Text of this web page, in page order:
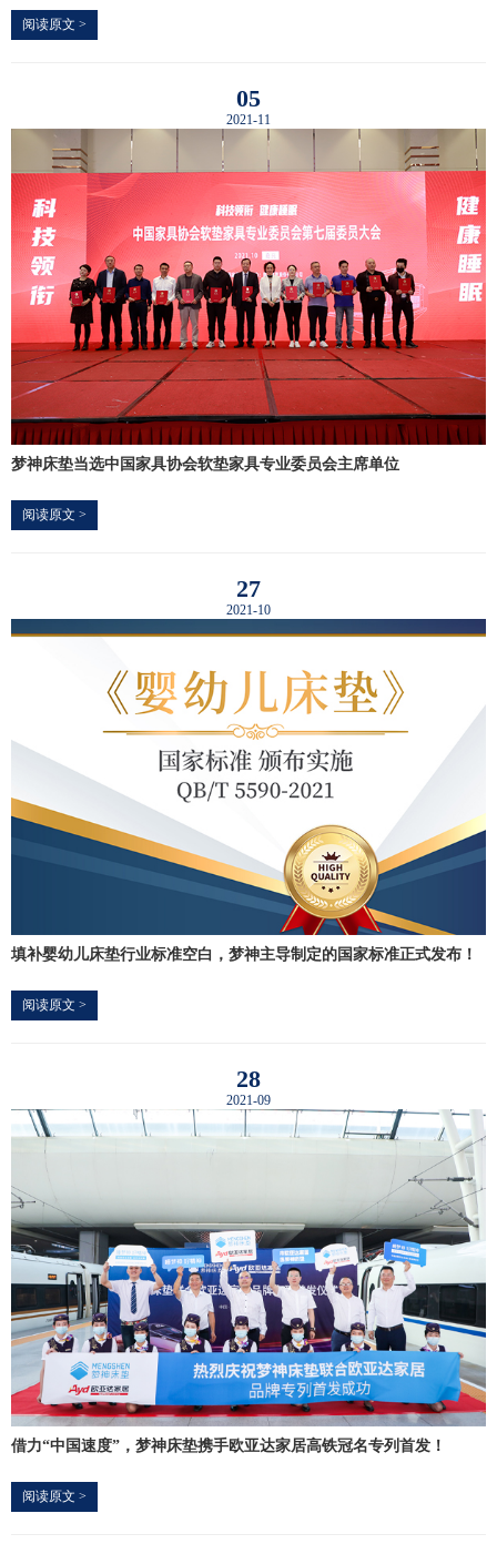
阅读原文 >
05
2021-11
梦神床垫当选中国家具协会软垫家具专业委员会主席单位
阅读原文 >
27
2021-10
填补婴幼儿床垫行业标准空白，梦神主导制定的国家标准正式发布！
阅读原文 >
28
2021-09
借力“中国速度”，梦神床垫携手欧亚达家居高铁冠名专列首发！
阅读原文 >